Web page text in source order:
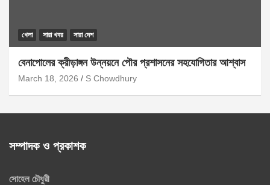
খেলা সারা খবর সারা দেশ
বেনাপোলের ক্রীড়াঙ্গন উন্নয়নে পৌর প্রশাসনের সহযোগিতার আশ্বাস
March 18, 2026 S Chowdhury
সম্পাদক ও প্রকাশক
সোহেল চৌধুরী